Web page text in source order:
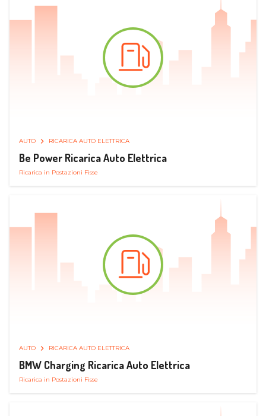
AUTO RICARICA AUTO ELETTRICA
Be Power Ricarica Auto Elettrica
Ricarica in Postazioni Fisse
AUTO RICARICA AUTO ELETTRICA
BMW Charging Ricarica Auto Elettrica
Ricarica in Postazioni Fisse